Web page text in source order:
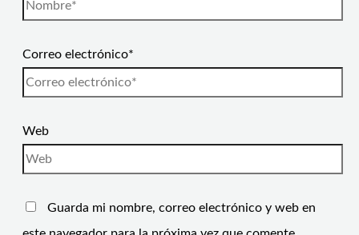
Correo electrónico*
Web
Guarda mi nombre, correo electrónico y web en